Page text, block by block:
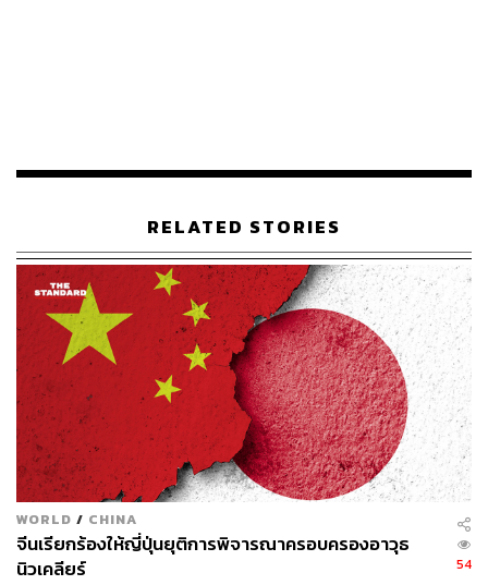
ภาพ: Yuichi Yamazaki / Getty Images
RELATED STORIES
WORLD / CHINA
จีนเรียกร้องให้ญี่ปุ่นยุติการพิจารณาครอบครองอาวุธ
นิวเคลียร์
54